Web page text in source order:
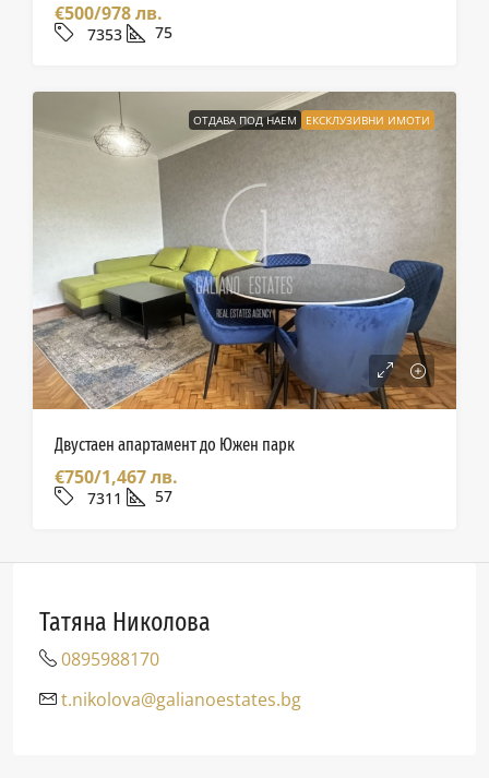
€500/978 лв.
7353 75
ОТДАВА ПОД НАЕМ ЕКСКЛУЗИВНИ ИМОТИ
Двустаен апартамент до Южен парк
€750/1,467 лв.
7311 57
Татяна Николова
0895988170
t.nikolova@galianoestates.bg